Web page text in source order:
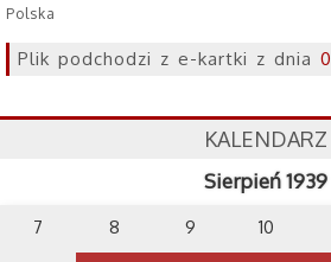
Polska
Plik podchodzi z e-kartki z dnia
KALENDARZ
Sierpień 1939
7 8 9 10